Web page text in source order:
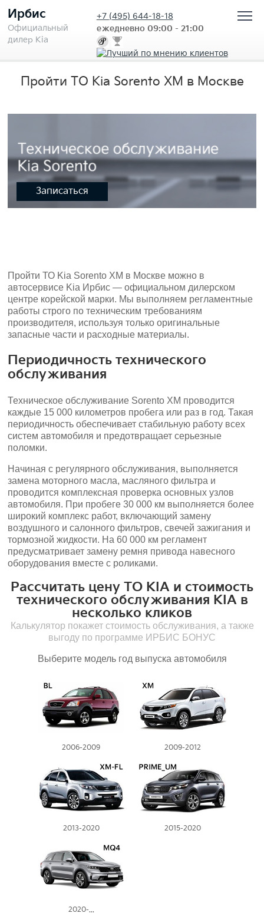
Ирбис
Официальный
дилер Kia
+7 (495) 644-18-18
ежедневно 09:00 - 21:00
Пройти ТО Kia Sorento XM в Москве
Записаться
Пройти ТО Kia Sorento XM в Москве можно в
автосервисе Kia Ирбис — официальном дилерском
центре корейской марки. Мы выполняем регламентные
работы строго по техническим требованиям
производителя, используя только оригинальные
запасные части и расходные материалы.
Периодичность технического
обслуживания
Техническое обслуживание Sorento XM проводится
каждые 15 000 километров пробега или раз в год. Такая
периодичность обеспечивает стабильную работу всех
систем автомобиля и предотвращает серьезные
поломки.
Начиная с регулярного обслуживания, выполняется
замена моторного масла, масляного фильтра и
проводится комплексная проверка основных узлов
автомобиля. При пробеге 30 000 км выполняется более
широкий комплекс работ, включающий замену
воздушного и салонного фильтров, свечей зажигания и
тормозной жидкости. На 60 000 км регламент
предусматривает замену ремня привода навесного
оборудования вместе с роликами.
Рассчитать цену ТО KIA и стоимость
технического обслуживания KIA в
несколько кликов
Калькулятор покажет стоимость обслуживания, а также
выгоду по программе ИРБИС БОНУС
Выберите модель год выпуска автомобиля
2006-2009 2009-2012
2013-2020 2015-2020
2020-...